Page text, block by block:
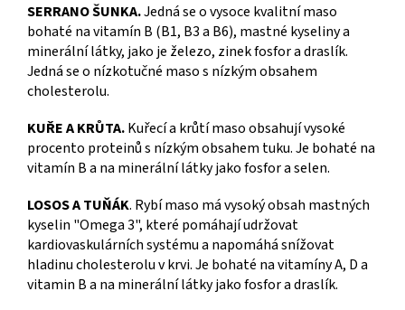
SERRANO ŠUNKA.Jedná se o vysoce kvalitní maso
bohaté na vitamín B (B1, B3 a B6), mastné kyseliny a
minerální látky, jako je železo, zinek fosfor a draslík.
Jedná se o nízkotučné maso s nízkým obsahem
cholesterolu.
KUŘE A KRŮTA.Kuřecí a krůtí maso obsahují vysoké
procento proteinů s nízkým obsahem tuku. Je bohaté na
vitamín B a na minerální látky jako fosfor a selen.
LOSOS A TUŇÁK. Rybí maso má vysoký obsah mastných
kyselin "Omega 3", které pomáhají udržovat
kardiovaskulárních systému a napomáhá snížovat
hladinu cholesterolu v krvi. Je bohaté na vitamíny A, D a
vitamin B a na minerální látky jako fosfor a draslík.